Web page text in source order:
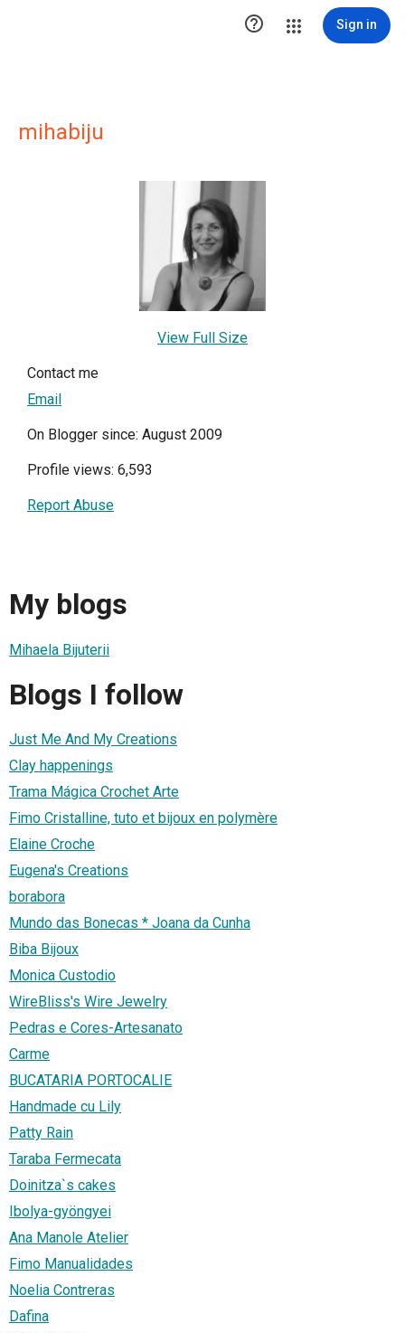
 Sign in
mihabiju
View Full Size
Contact me
Email
On Blogger since: August 2009
Profile views: 6,593
Report Abuse
My blogs
Mihaela Bijuterii
Blogs I follow
Just Me And My Creations
Clay happenings
Trama Mágica Crochet Arte
Fimo Cristalline, tuto et bijoux en polymère
Elaine Croche
Eugena's Creations
borabora
Mundo das Bonecas * Joana da Cunha
Biba Bijoux
Monica Custodio
WireBliss's Wire Jewelry
Pedras e Cores-Artesanato
Carme
BUCATARIA PORTOCALIE
Handmade cu Lily
Patty Rain
Taraba Fermecata
Doinitza`s cakes
Ibolya-gyöngyei
Ana Manole Atelier
Fimo Manualidades
Noelia Contreras
Dafina